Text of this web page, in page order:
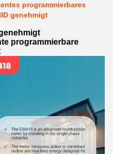
programmierbares
genehmigt
programmierbare